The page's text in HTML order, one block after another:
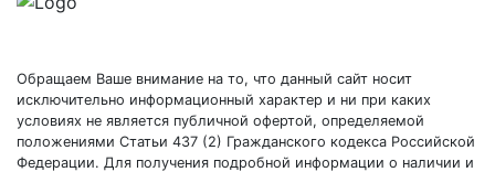
Обращаем Ваше внимание на то, что данный сайт носит
исключительно информационный характер и ни при каких
условиях не является публичной офертой, определяемой
положениями Статьи 437 (2) Гражданского кодекса Российской
Федерации. Для получения подробной информации о наличии и